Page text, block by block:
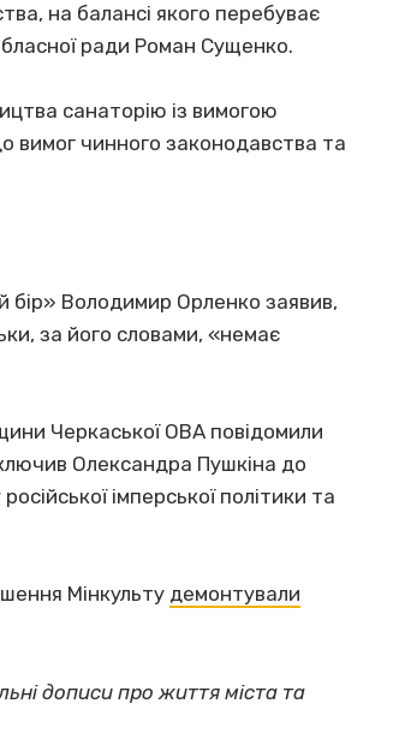
на балансі якого перебуває
ради Роман Сущенко.
санаторію із вимогою
вимог чинного законодавства та
бір» Володимир Орленко заявив,
за його словами, «немає
Черкаської ОВА повідомили
Олександра Пушкіна до
імперської політики та
Мінкульту демонтували
дописи про життя міста та